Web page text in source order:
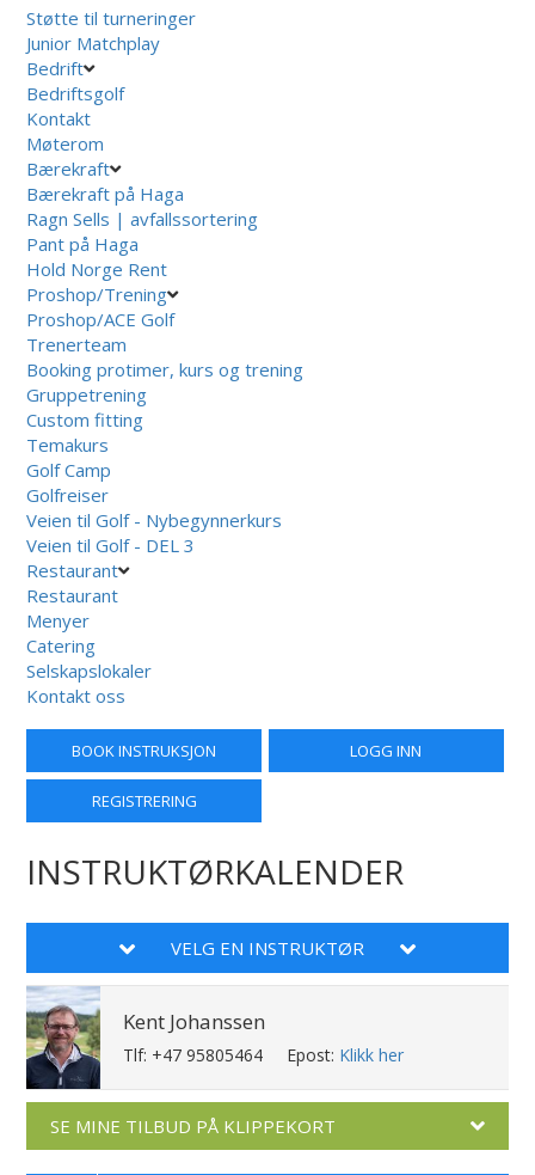
Støtte til turneringer
Junior Matchplay
Bedrift
Bedriftsgolf
Kontakt
Møterom
Bærekraft
Bærekraft på Haga
Ragn Sells | avfallssortering
Pant på Haga
Hold Norge Rent
Proshop/Trening
Proshop/ACE Golf
Trenerteam
Booking protimer, kurs og trening
Gruppetrening
Custom fitting
Temakurs
Golf Camp
Golfreiser
Veien til Golf - Nybegynnerkurs
Veien til Golf - DEL 3
Restaurant
Restaurant
Menyer
Catering
Selskapslokaler
Kontakt oss
BOOK INSTRUKSJON LOGG INN
REGISTRERING
INSTRUKTØRKALENDER
VELG EN INSTRUKTØR
Kent Johanssen
Tlf: +47 95805464 Epost: Klikk her
SE MINE TILBUD PÅ KLIPPEKORT